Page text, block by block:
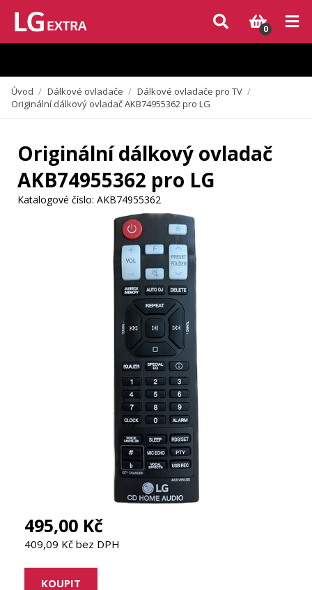
Vzhledem k aktuální situaci se může dodání dílů, které nejsou skladem,
zpozdit. Děkujeme za pochopení.
0
Úvod / Dálkové ovladače / Dálkové ovladače pro TV /
Originální dálkový ovladač AKB74955362 pro LG
Originální dálkový ovladač
AKB74955362 pro LG
Katalogové číslo: AKB74955362
495,00 Kč
409,09 Kč bez DPH